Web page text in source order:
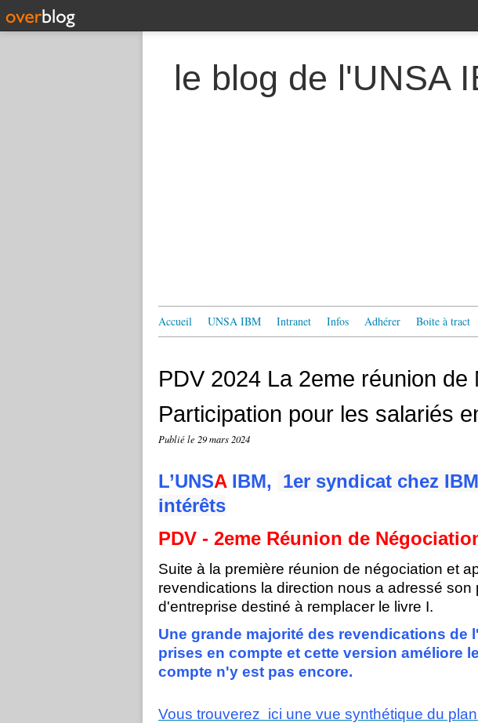
le blog de l'UNSA
Accueil UNSA IBM Intranet Infos Adhérer Boite à tract
PDV 2024 La 2eme réunion de
Participation pour les salariés
Publié le 29 mars 2024
L’UNSAIBM,
1er syndicat chez
intérêts
PDV - 2eme Réunion de
Suite à la première réunion de négociation et
revendications la direction nous a adressé son
d'entreprise destiné à remplacer le livre I.
Une grande majorité des revendications de
prises en compte et cette version améliore
compte n'y est pas encore.
Vous trouverez ici une vue synthétique du